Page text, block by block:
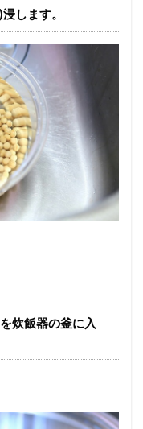
します。
炊飯器の釜に入